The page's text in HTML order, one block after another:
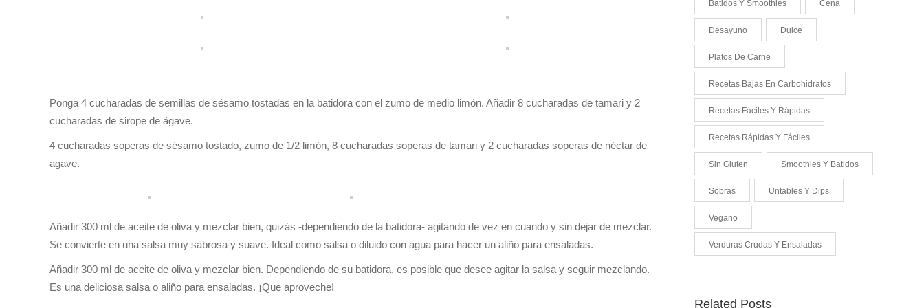
Ponga 4 cucharadas de semillas de sésamo tostadas en la batidora con el zumo de medio limón. Añadir 8 cucharadas de tamari y 2
cucharadas de sirope de ágave.
4 cucharadas soperas de sésamo tostado, zumo de 1/2 limón, 8 cucharadas soperas de tamari y 2 cucharadas soperas de néctar de
agave.
Añadir 300 ml de aceite de oliva y mezclar bien, quizás -dependiendo de la batidora- agitando de vez en cuando y sin dejar de mezclar.
Se convierte en una salsa muy sabrosa y suave. Ideal como salsa o diluido con agua para hacer un aliño para ensaladas.
Añadir 300 ml de aceite de oliva y mezclar bien. Dependiendo de su batidora, es posible que desee agitar la salsa y seguir mezclando.
Es una deliciosa salsa o aliño para ensaladas. ¡Que aproveche!
Batidos Y Smoothies Cena
Desayuno Dulce
Platos De Carne
Recetas Bajas En Carbohidratos
Recetas Fáciles Y Rápidas
Recetas Rápidas Y Fáciles
Sin Gluten Smoothies Y Batidos
Sobras Untables Y Dips
Vegano
Verduras Crudas Y Ensaladas
Related Posts